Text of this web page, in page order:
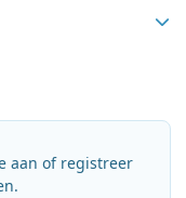
aan of registreer